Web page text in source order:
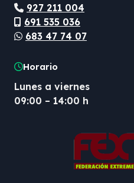
927 211 004
691 535 036
683 47 74 07
Horario
Lunes a viernes
09:00 – 14:00 h